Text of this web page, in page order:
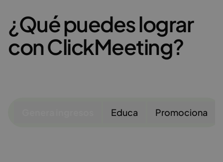
¿Qué puedes lograr
con ClickMeeting?
Educa Promociona